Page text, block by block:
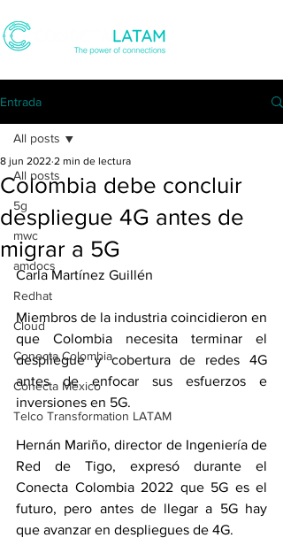
Entrada
All posts
5g
mwc
amdocs
Redhat
Cloud
Conecta Colombia
Conecta Mexico
Telco Transformation LATAM
All posts
Colombia debe concluir
despliegue 4G antes de
migrar a 5G
8 jun 2022 2 min de lectura
Carla Martínez Guillén
Miembros de la industria coincidieron en
que Colombia necesita terminar el
despliegue y cobertura de redes 4G
antes de enfocar sus esfuerzos e
inversiones en 5G.
Hernán Mariño, director de Ingeniería de
Red de Tigo, expresó durante el
Conecta Colombia 2022 que 5G es el
futuro, pero antes de llegar a 5G hay
que avanzar en despliegues de 4G.